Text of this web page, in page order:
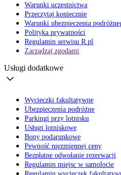
Warunki uczestnictwa
Przeczytaj koniecznie
Warunki ubezpieczenia
Polityka prywatności
Regulamin serwisu R.pl
Zarządzaj zgodami
Usługi dodatkowe
Wycieczki fakultatywne
Ubezpieczenia podróżne
Parkingi przy lotnisku
Usługi lotniskowe
Bony podarunkowe
Pewność niezmiennej ceny
Bezpłatne odwołanie rezerwacji
Regulamin miejsc w samolocie